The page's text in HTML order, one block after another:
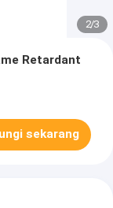
2/3
Retardant
sekarang